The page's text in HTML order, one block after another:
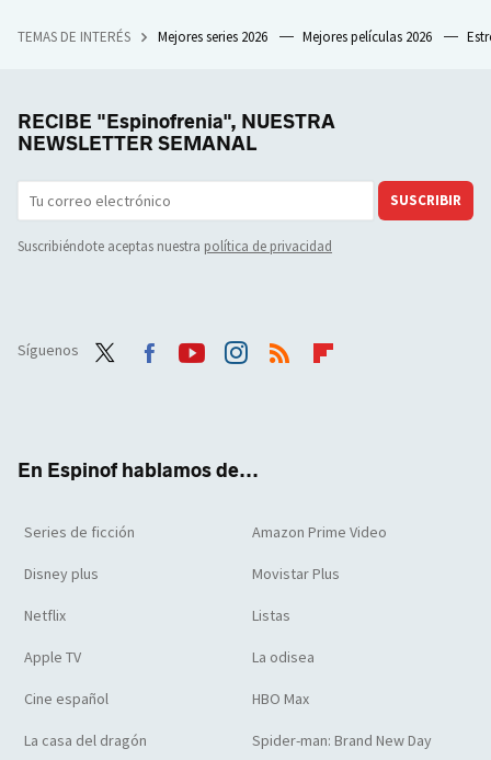
TEMAS DE INTERÉS Mejores series 2026 Mejores películas 2026
RECIBE "Espinofrenia", NUESTRA
NEWSLETTER SEMANAL
SUSCRIBIR
Suscribiéndote aceptas nuestra política de privacidad
Síguenos
En Espinof hablamos de...
Series de ficción Amazon Prime Video
Disney plus Movistar Plus
Netflix Listas
Apple TV La odisea
Cine español HBO Max
La casa del dragón Spider-man: Brand New Day